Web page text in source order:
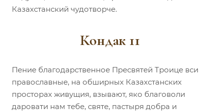
Казахстанский чудотворче.
Кондак 11
Пение благодарственное Пресвятей Троице вси
православные, на обширных Казахстанских
просторах живущия, взывают, яко благоволи
даровати нам тебе, святе, пастыря добра и